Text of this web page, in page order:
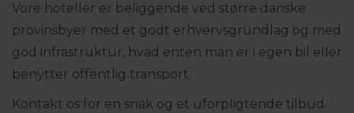
Vore hoteller er beliggende ved større danske
provinsbyer med et godt erhvervsgrundlag og med
god infrastruktur, hvad enten man er i egen bil eller
benytter offentlig transport.
Kontakt os for en snak og et uforpligtende tilbud.